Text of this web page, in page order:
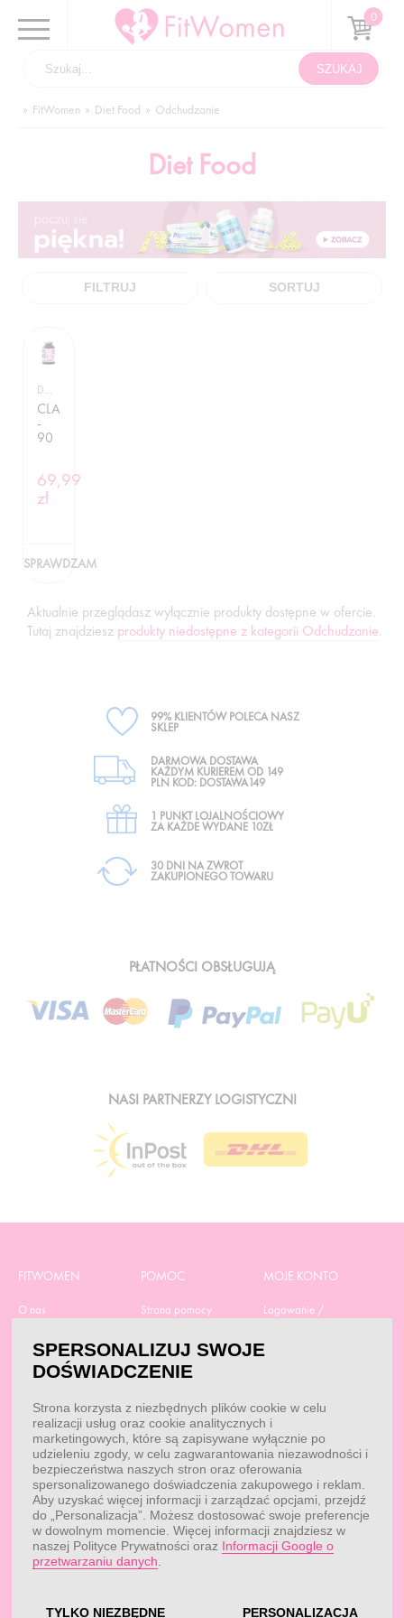
FitWomen Diet Food Odchudzanie
Diet Food
FILTRUJ SORTUJ
DIET FOOD / ODCHUDZANIE
CLA
-
90
69,99
zł
SPRAWDZAM
Aktualnie przeglądasz wyłącznie produkty dostępne w ofercie.
Tutaj znajdziesz produkty niedostępne z kategorii Odchudzanie.
99% KLIENTÓW POLECA NASZ
SKLEP
DARMOWA DOSTAWA
KAŻDYM KURIEREM OD 149
PLN KOD: DOSTAWA149
1 PUNKT LOJALNOŚCIOWY
ZA KAŻDE WYDANE 10ZŁ
30 DNI NA ZWROT
ZAKUPIONEGO TOWARU
PŁATNOŚCI OBSŁUGUJĄ
NASI PARTNERZY LOGISTYCZNI
FITWOMEN
O nas
RODO
Obowiązek
Dane do przelewu
Przepisy
Blog
POMOC
Strona pomocy
Regulamin zakupów
Aktualne promocje
Odstąp od umowy tutaj
Dobór suplementacji
Kontakt
MOJE KONTO
Logowanie /
Moje zamówienia
KONTAKT
Obsługa klienta:
pon. - pt.: 7:00 - 18:00
Obsługa klienta:
reklamacje@fitwomen.pl
SPERSONALIZUJ SWOJE
DOŚWIADCZENIE
Strona korzysta z niezbędnych plików cookie w celu
realizacji usług oraz cookie analitycznych i
marketingowych, które są zapisywane wyłącznie po
udzieleniu zgody, w celu zagwarantowania niezawodności i
bezpieczeństwa naszych stron oraz oferowania
spersonalizowanego doświadczenia zakupowego i reklam.
Aby uzyskać więcej informacji i zarządzać opcjami, przejdź
do „Personalizacja”. Możesz dostosować swoje preferencje
w dowolnym momencie. Więcej informacji znajdziesz w
naszej Polityce Prywatności oraz Informacji Google o
przetwarzaniu danych
TYLKO NIEZBĘDNE PERSONALIZACJA